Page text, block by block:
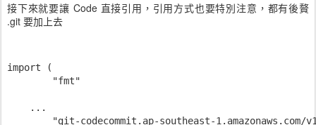
接下來就要讓 Code 直接引用，引用方式也要特別注意，都有後贅
.git 要加上去
import (
    ...